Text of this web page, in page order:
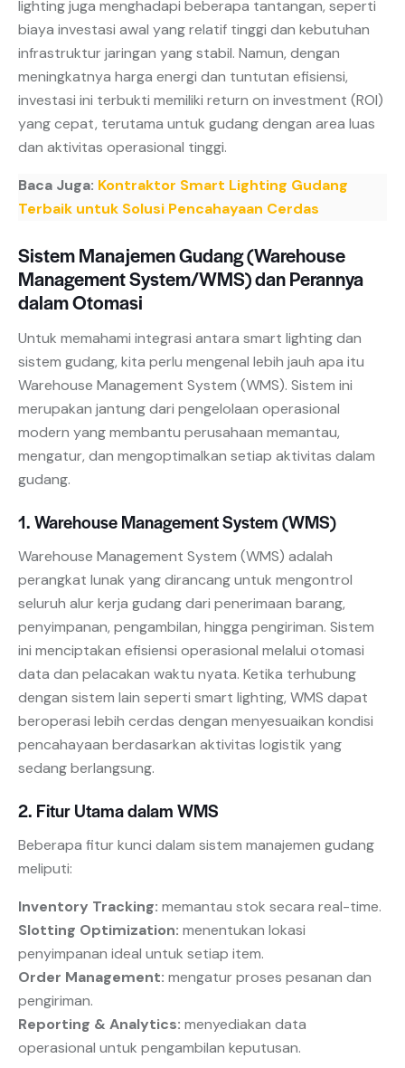
lighting juga menghadapi beberapa tantangan, seperti
biaya investasi awal yang relatif tinggi dan kebutuhan
infrastruktur jaringan yang stabil. Namun, dengan
meningkatnya harga energi dan tuntutan efisiensi,
investasi ini terbukti memiliki return on investment (ROI)
yang cepat, terutama untuk gudang dengan area luas
dan aktivitas operasional tinggi.
Baca Juga: Kontraktor Smart Lighting Gudang
Terbaik untuk Solusi Pencahayaan Cerdas
Sistem Manajemen Gudang (Warehouse
Management System/WMS) dan Perannya
dalam Otomasi
Untuk memahami integrasi antara smart lighting dan
sistem gudang, kita perlu mengenal lebih jauh apa itu
Warehouse Management System (WMS). Sistem ini
merupakan jantung dari pengelolaan operasional
modern yang membantu perusahaan memantau,
mengatur, dan mengoptimalkan setiap aktivitas dalam
gudang.
1. Warehouse Management System (WMS)
Warehouse Management System (WMS) adalah
perangkat lunak yang dirancang untuk mengontrol
seluruh alur kerja gudang dari penerimaan barang,
penyimpanan, pengambilan, hingga pengiriman. Sistem
ini menciptakan efisiensi operasional melalui otomasi
data dan pelacakan waktu nyata. Ketika terhubung
dengan sistem lain seperti smart lighting, WMS dapat
beroperasi lebih cerdas dengan menyesuaikan kondisi
pencahayaan berdasarkan aktivitas logistik yang
sedang berlangsung.
2. Fitur Utama dalam WMS
Beberapa fitur kunci dalam sistem manajemen gudang
meliputi:
Inventory Tracking: memantau stok secara real-time.
Slotting Optimization: menentukan lokasi
penyimpanan ideal untuk setiap item.
Order Management: mengatur proses pesanan dan
pengiriman.
Reporting & Analytics: menyediakan data
operasional untuk pengambilan keputusan.